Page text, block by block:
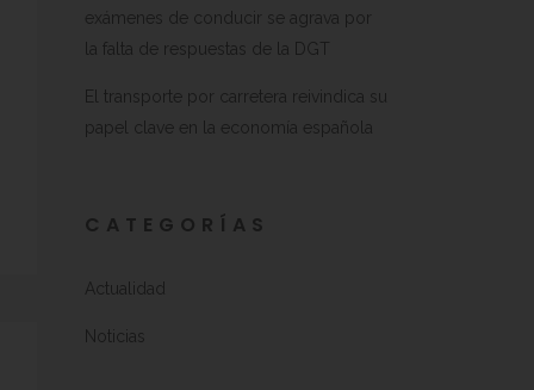
exámenes de conducir se agrava por
la falta de respuestas de la DGT
El transporte por carretera reivindica su
papel clave en la economía española
CATEGORÍAS
Actualidad
Noticias